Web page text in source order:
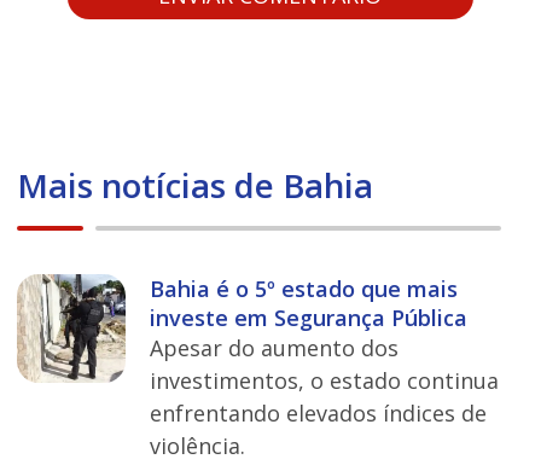
Mais notícias de Bahia
Bahia é o 5º estado que mais
investe em Segurança Pública
Apesar do aumento dos
investimentos, o estado continua
enfrentando elevados índices de
violência.